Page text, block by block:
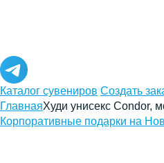
Каталог сувениров Создать
ГлавнаяХуди унисекс Condor,
Корпоративные подарки на